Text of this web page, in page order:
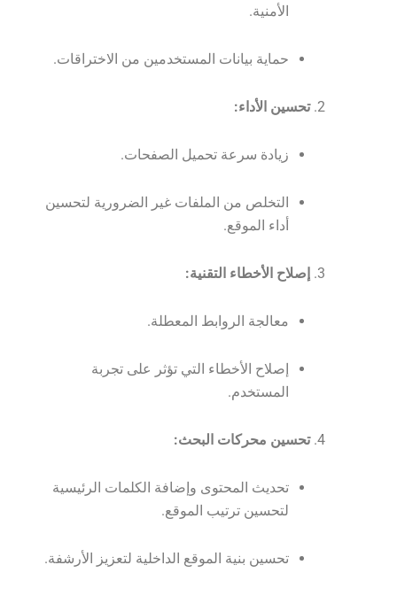
الأمنية.
حماية بيانات المستخدمين من الاختراقات.
تحسين الأداء:
زيادة سرعة تحميل الصفحات.
التخلص من الملفات غير الضرورية لتحسين
أداء الموقع.
إصلاح الأخطاء التقنية:
معالجة الروابط المعطلة.
إصلاح الأخطاء التي تؤثر على تجربة
المستخدم.
تحسين محركات البحث:
تحديث المحتوى وإضافة الكلمات الرئيسية
لتحسين ترتيب الموقع.
تحسين بنية الموقع الداخلية لتعزيز الأرشفة.